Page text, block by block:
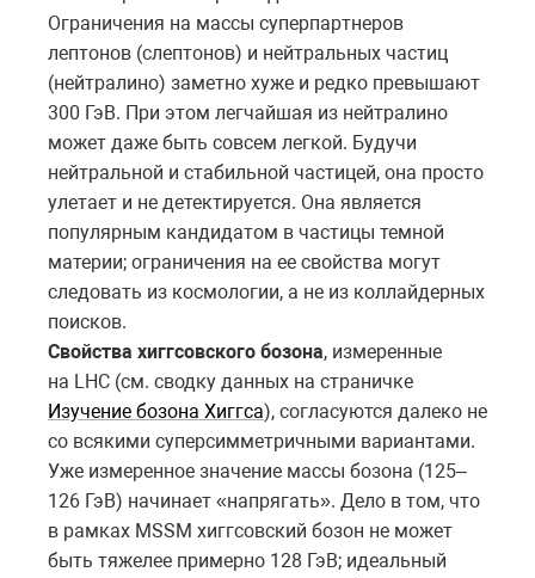
Ограничения на массы суперпартнеров
лептонов (слептонов) и нейтральных частиц
(нейтралино) заметно хуже и редко превышают
300 ГэВ. При этом легчайшая из нейтралино
может даже быть совсем легкой. Будучи
нейтральной и стабильной частицей, она просто
улетает и не детектируется. Она является
популярным кандидатом в частицы темной
материи; ограничения на ее свойства могут
следовать из космологии, а не из коллайдерных
поисков.
Свойства хиггсовского бозона, измеренные
на LHC (см. сводку данных на страничке
Изучение бозона Хиггса), согласуются далеко не
со всякими суперсимметричными вариантами.
Уже измеренное значение массы бозона (125–
126 ГэВ) начинает «напрягать». Дело в том, что
в рамках MSSM хиггсовский бозон не может
быть тяжелее примерно 128 ГэВ; идеальный